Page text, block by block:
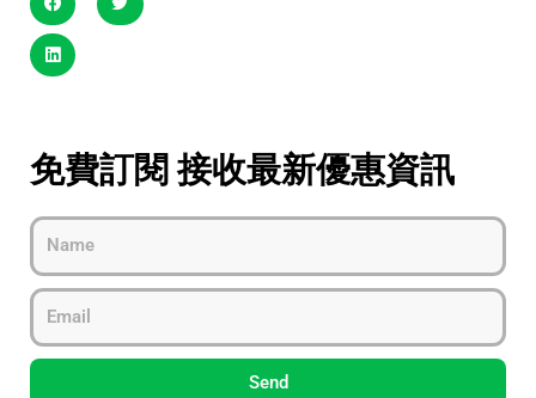
免費訂閱 接收最新優惠資訊
Name
Email
Send